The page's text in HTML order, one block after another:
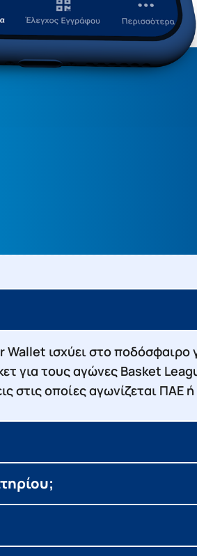
Wallet ισχύει στο
για τους αγώνες Basket
στις οποίες αγωνίζεται